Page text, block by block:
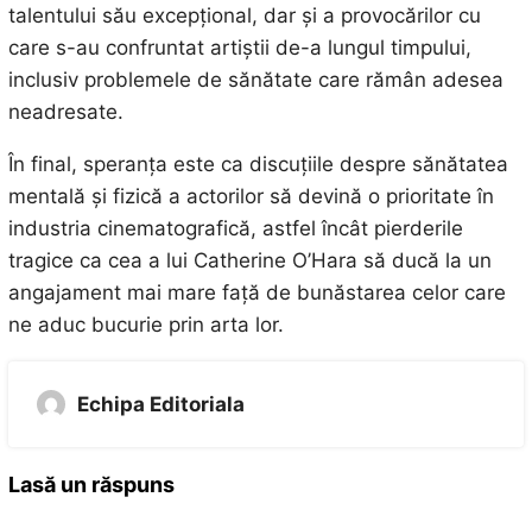
talentului său excepțional, dar și a provocărilor cu
care s-au confruntat artiștii de-a lungul timpului,
inclusiv problemele de sănătate care rămân adesea
neadresate.
În final, speranța este ca discuțiile despre sănătatea
mentală și fizică a actorilor să devină o prioritate în
industria cinematografică, astfel încât pierderile
tragice ca cea a lui Catherine O’Hara să ducă la un
angajament mai mare față de bunăstarea celor care
ne aduc bucurie prin arta lor.
Echipa Editoriala
Lasă un răspuns